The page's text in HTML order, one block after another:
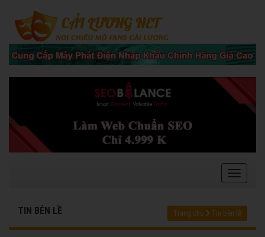
TIN BÊN LỀ Trang chủ Tin bên lề